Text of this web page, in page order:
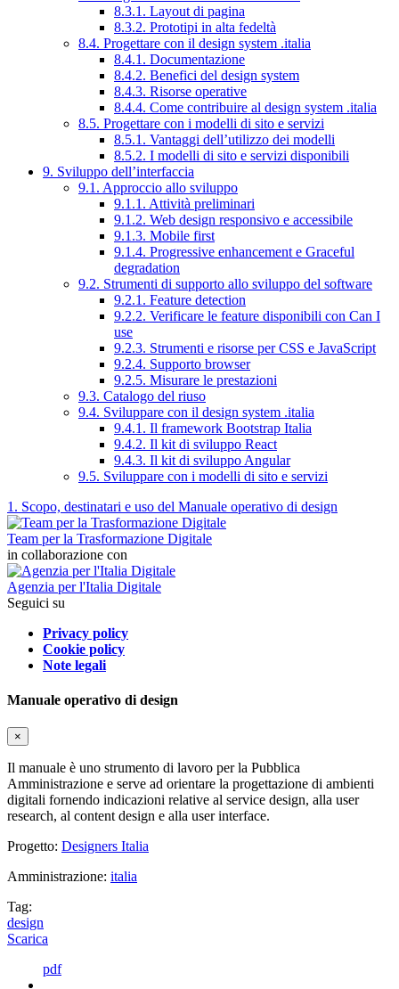
8.3.1. Layout di pagina
8.3.2. Prototipi in alta fedeltà
8.4. Progettare con il design system .italia
8.4.1. Documentazione
8.4.2. Benefici del design system
8.4.3. Risorse operative
8.4.4. Come contribuire al design system .italia
8.5. Progettare con i modelli di sito e servizi
8.5.1. Vantaggi dell’utilizzo dei modelli
8.5.2. I modelli di sito e servizi disponibili
9. Sviluppo dell’interfaccia
9.1. Approccio allo sviluppo
9.1.1. Attività preliminari
9.1.2. Web design responsivo e accessibile
9.1.3. Mobile first
9.1.4. Progressive enhancement e Graceful
degradation
9.2. Strumenti di supporto allo sviluppo del software
9.2.1. Feature detection
9.2.2. Verificare le feature disponibili con Can I
use
9.2.3. Strumenti e risorse per CSS e JavaScript
9.2.4. Supporto browser
9.2.5. Misurare le prestazioni
9.3. Catalogo del riuso
9.4. Sviluppare con il design system .italia
9.4.1. Il framework Bootstrap Italia
9.4.2. Il kit di sviluppo React
9.4.3. Il kit di sviluppo Angular
9.5. Sviluppare con i modelli di sito e servizi
1. Scopo, destinatari e uso del Manuale operativo di design
Team per la Trasformazione Digitale
in collaborazione con
Agenzia per l'Italia Digitale
Seguici su
Privacy policy
Cookie policy
Note legali
Manuale operativo di design
×
Il manuale è uno strumento di lavoro per la Pubblica
Amministrazione e serve ad orientare la progettazione di ambienti
digitali fornendo indicazioni relative al service design, alla user
research, al content design e alla user interface.
Progetto: Designers Italia
Amministrazione: italia
Tag:
design
Scarica
pdf